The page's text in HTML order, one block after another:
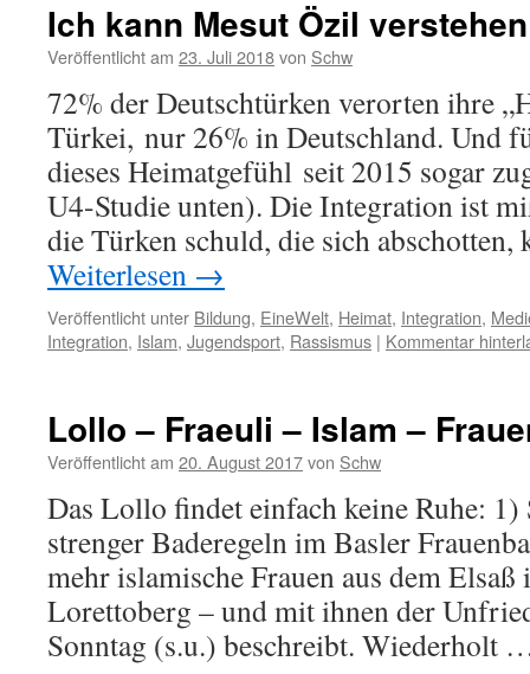
Ich kann Mesut Özil verstehen
Veröffentlicht am 23. Juli 2018von Schw
72% der Deutschtürken verorten ihre
Türkei, nur 26% in Deutschland. Und
dieses Heimatgefühl seit 2015 sogar
U4-Studie unten). Die Integration ist
die Türken schuld, die sich
Weiterlesen →
Veröffentlicht unter Bildung, EineWelt, Heimat, Integration,
Integration, Islam, Jugendsport, Rassismus | Kommentar
Lollo – Fraeuli – Islam –
Veröffentlicht am 20. August 2017von Schw
Das Lollo findet einfach keine Ruhe:
strenger Baderegeln im Basler
mehr islamische Frauen aus dem Elsaß
Lorettoberg – und mit ihnen der
Sonntag (s.u.) beschreibt. Wiederholt